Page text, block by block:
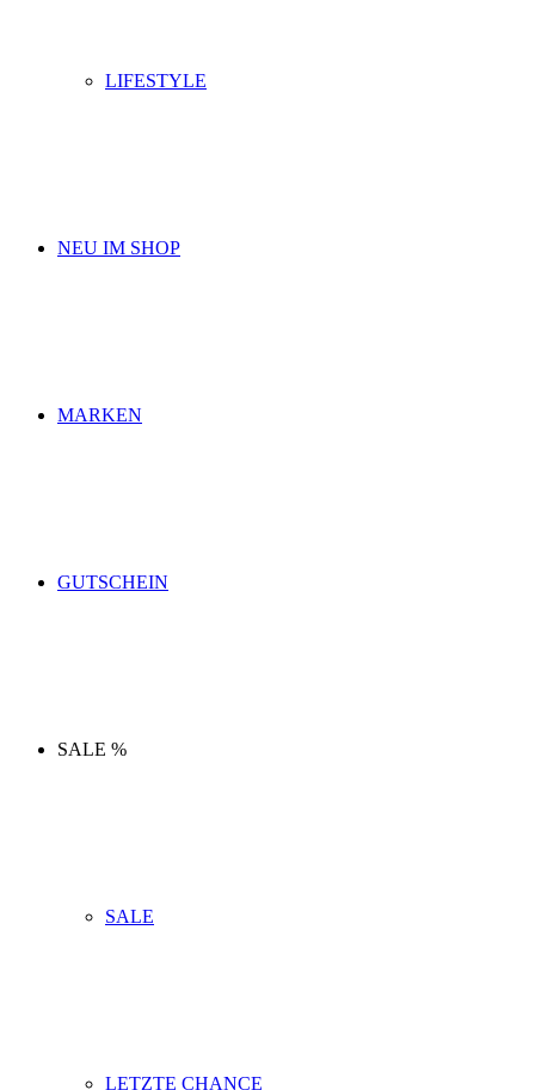
LIFESTYLE
NEU IM SHOP
MARKEN
GUTSCHEIN
SALE %
SALE
LETZTE CHANCE